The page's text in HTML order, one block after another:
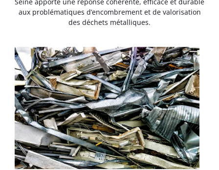
aux problématiques d’encombrement et de valorisation
des déchets métalliques.